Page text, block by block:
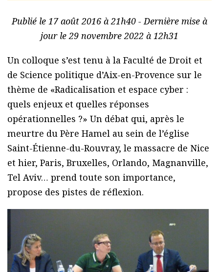
Publié le 17 août 2016 à 21h40 - Dernière mise à
jour le 29 novembre 2022 à 12h31
Un colloque s’est tenu à la Faculté de Droit et
de Science politique d’Aix-en-Provence sur le
thème de «Radicalisation et espace cyber :
quels enjeux et quelles réponses
opérationnelles ?» Un débat qui, après le
meurtre du Père Hamel au sein de l’église
Saint-Étienne-du-Rouvray, le massacre de Nice
et hier, Paris, Bruxelles, Orlando, Magnanville,
Tel Aviv… prend toute son importance,
propose des pistes de réflexion.